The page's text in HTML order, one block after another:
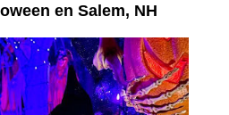
en Salem, NH